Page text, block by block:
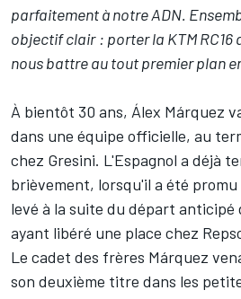
parfaitement à notre ADN.
objectif clair : porter la KTM
nous battre au tout premier plan
À bientôt 30 ans, Álex Márquez
dans une équipe officielle, au
chez Gresini. L'Espagnol a déjà
brièvement, lorsqu'il a été promu
levé à la suite du départ anticipé
ayant libéré une place chez
Le cadet des frères Márquez
son deuxième titre dans les